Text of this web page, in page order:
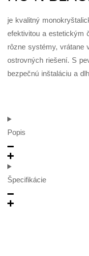
je kvalitný
efektivitou a estetickým
rôzne systémy, vrátane
ostrovných riešení. S
bezpečnú inštaláciu a
Popis
Špecifikácie